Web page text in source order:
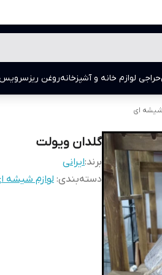
حراجی لوازم خانه و آشپزخانهروغن ریزسرویس
شیشه ای
گلدان ویولت
برند:ایرانی
دسته‌بندی: لوازم شیشه